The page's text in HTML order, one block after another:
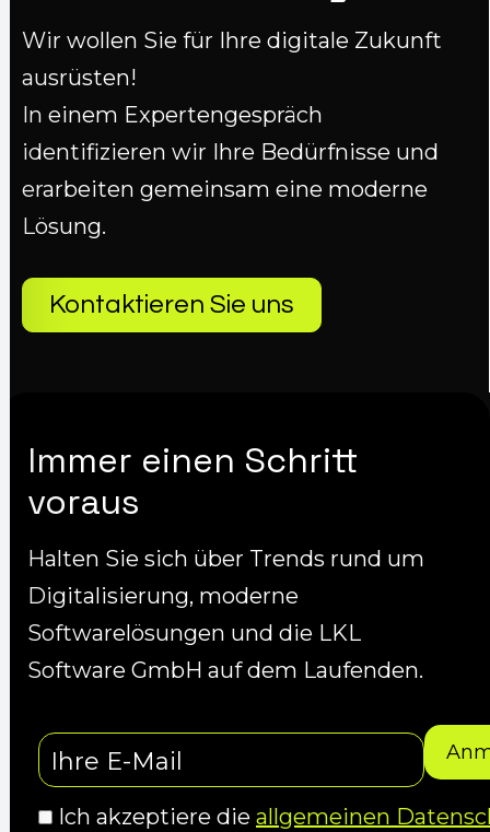
Wir wollen Sie für Ihre digitale Zukunft
ausrüsten!
In einem Expertengespräch
identifizieren wir Ihre Bedürfnisse und
erarbeiten gemeinsam eine moderne
Lösung.
Kontaktieren Sie uns
Immer einen Schritt
voraus
Halten Sie sich über Trends rund um
Digitalisierung, moderne
Softwarelösungen und die LKL
Software GmbH auf dem Laufenden.
Ich akzeptiere die allgemeinen